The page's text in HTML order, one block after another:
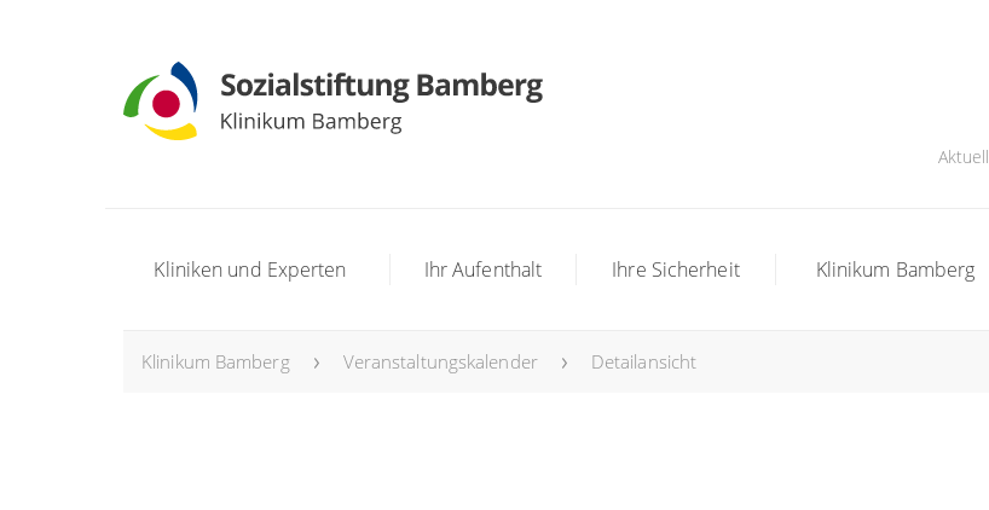
Aktuell
Kliniken und Experten Ihr Aufenthalt Ihre Sicherheit Klinikum Bamberg
Klinikum Bamberg Veranstaltungskalender Detailansicht